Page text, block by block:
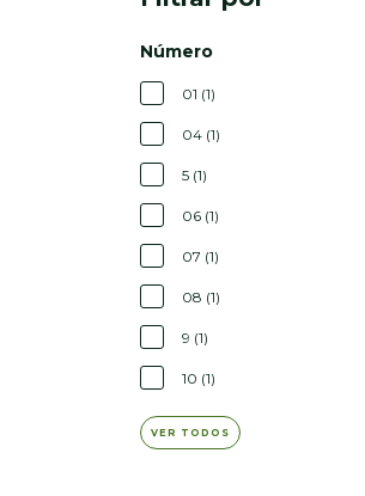
Número
01 (1)
04 (1)
5 (1)
06 (1)
07 (1)
08 (1)
9 (1)
10 (1)
VER TODOS